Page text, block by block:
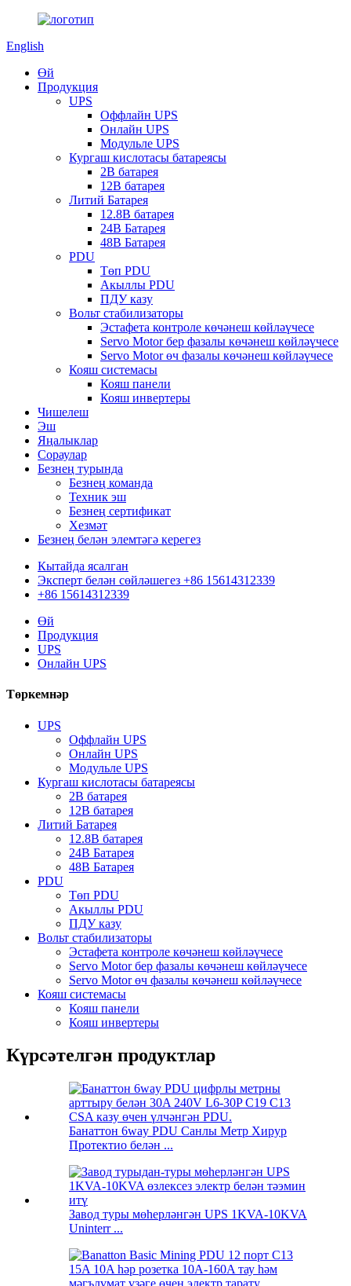
English
Өй
Продукция
UPS
Оффлайн UPS
Онлайн UPS
Модульле UPS
Кургаш кислотасы батареясы
2В батарея
12В батарея
Литий Батарея
12.8В батарея
24В Батарея
48В Батарея
PDU
Төп PDU
Акыллы PDU
ПДУ казу
Вольт стабилизаторы
Эстафета контроле көчәнеш көйләүчесе
Servo Motor бер фазалы көчәнеш көйләүчесе
Servo Motor өч фазалы көчәнеш көйләүчесе
Кояш системасы
Кояш панели
Кояш инвертеры
Чишелеш
Эш
Яңалыклар
Сораулар
Безнең турында
Безнең команда
Техник эш
Безнең сертификат
Хезмәт
Безнең белән элемтәгә керегез
Кытайда ясалган
Эксперт белән сөйләшегез +86 15614312339
+86 15614312339
Өй
Продукция
UPS
Онлайн UPS
Төркемнәр
UPS
Оффлайн UPS
Онлайн UPS
Модульле UPS
Кургаш кислотасы батареясы
2В батарея
12В батарея
Литий Батарея
12.8В батарея
24В Батарея
48В Батарея
PDU
Төп PDU
Акыллы PDU
ПДУ казу
Вольт стабилизаторы
Эстафета контроле көчәнеш көйләүчесе
Servo Motor бер фазалы көчәнеш көйләүчесе
Servo Motor өч фазалы көчәнеш көйләүчесе
Кояш системасы
Кояш панели
Кояш инвертеры
Күрсәтелгән продуктлар
Банаттон 6way PDU Санлы Метр Хирур
Протектио белән ...
Завод туры мөһерләнгән UPS 1KVA-10KVA
Uninterr ...